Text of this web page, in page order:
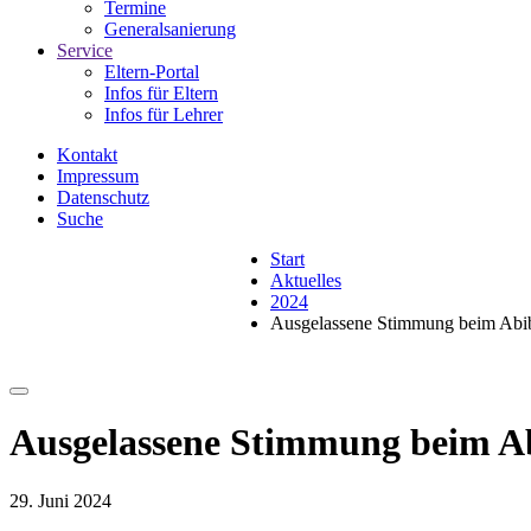
Termine
Generalsanierung
Service
Eltern-Portal
Infos für Eltern
Infos für Lehrer
Kontakt
Impressum
Datenschutz
Suche
Start
Aktuelles
2024
Ausgelassene Stimmung beim
Ausgelassene Stimmung beim
29. Juni 2024